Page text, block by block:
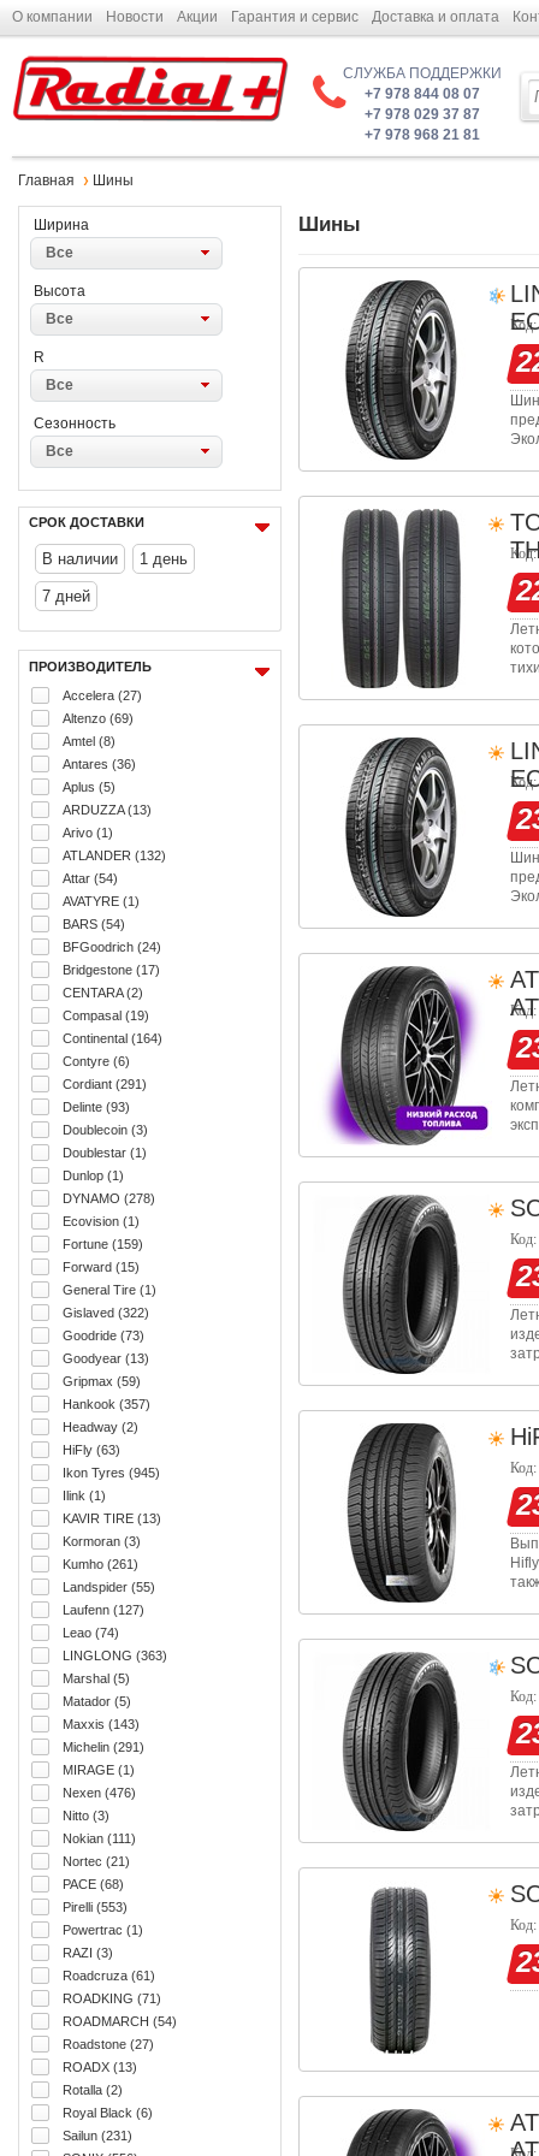
О компании Новости Акции Гарантия и сервис Доставка и оплата
СЛУЖБА ПОДДЕРЖКИ
+7 978 844 08 07
+7 978 029 37 87
+7 978 968 21 81
Главная Шины
Ширина
Все
Высота
Все
R
Все
Сезонность
Все
СРОК ДОСТАВКИ
В наличии 1 день
7 дней
ПРОИЗВОДИТЕЛЬ
Accelera (27)
Altenzo (69)
Amtel (8)
Antares (36)
Aplus (5)
ARDUZZA (13)
Arivo (1)
ATLANDER (132)
Attar (54)
AVATYRE (1)
BARS (54)
BFGoodrich (24)
Bridgestone (17)
CENTARA (2)
Compasal (19)
Continental (164)
Contyre (6)
Cordiant (291)
Delinte (93)
Doublecoin (3)
Doublestar (1)
Dunlop (1)
DYNAMO (278)
Ecovision (1)
Fortune (159)
Forward (15)
General Tire (1)
Gislaved (322)
Goodride (73)
Goodyear (13)
Gripmax (59)
Hankook (357)
Headway (2)
HiFly (63)
Ikon Tyres (945)
Ilink (1)
KAVIR TIRE (13)
Kormoran (3)
Kumho (261)
Landspider (55)
Laufenn (127)
Leao (74)
LINGLONG (363)
Marshal (5)
Matador (5)
Maxxis (143)
Michelin (291)
MIRAGE (1)
Nexen (476)
Nitto (3)
Nokian (111)
Nortec (21)
PACE (68)
Pirelli (553)
Powertrac (1)
RAZI (3)
Roadcruza (61)
ROADKING (71)
ROADMARCH (54)
Roadstone (27)
ROADX (13)
Rotalla (2)
Royal Black (6)
Sailun (231)
Шины
Код:
Код:
Код:
Код:
Код:
Код:
Код:
Код: